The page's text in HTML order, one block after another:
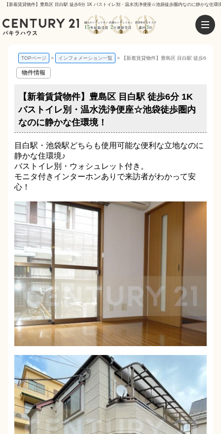
【新着賃貸物件】豊島区 目白駅 徒歩6分 1K バストイレ別・温水洗浄便座☆池袋徒歩圏内なのに静かな住
TOPページ インフォメーション一覧 【新着賃貸物件】豊島区 目白駅 徒歩6分
物件情報
【新着賃貸物件】豊島区 目白駅 徒歩6分 1K
バストイレ別・温水洗浄便座☆池袋徒歩圏内
なのに静かな住環境！
目白駅・池袋駅どちらも使用可能な便利な立地なのに
静かな住環境♪
バストイレ別・ウォシュレット付き。
モニタ付きインターホンありで来訪者がわかって安
心！